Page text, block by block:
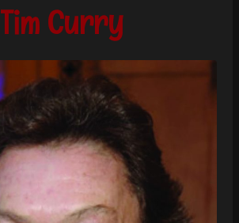
Tim Curry